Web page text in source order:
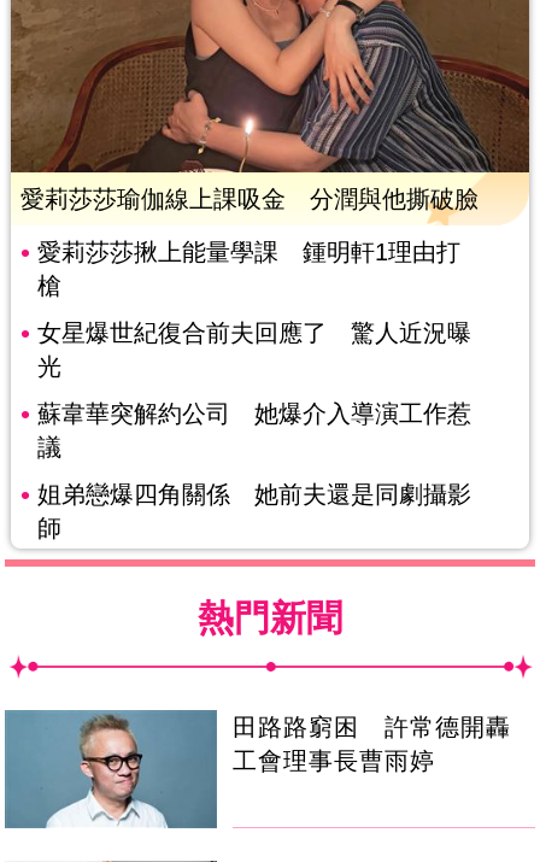
愛莉莎莎瑜伽線上課吸金 分潤與他撕破臉
愛莉莎莎揪上能量學課 鍾明軒1理由打
槍
女星爆世紀復合前夫回應了 驚人近況曝
光
蘇韋華突解約公司 她爆介入導演工作惹
議
姐弟戀爆四角關係 她前夫還是同劇攝影
師
熱門新聞
田路路窮困 許常德開轟
工會理事長曹雨婷